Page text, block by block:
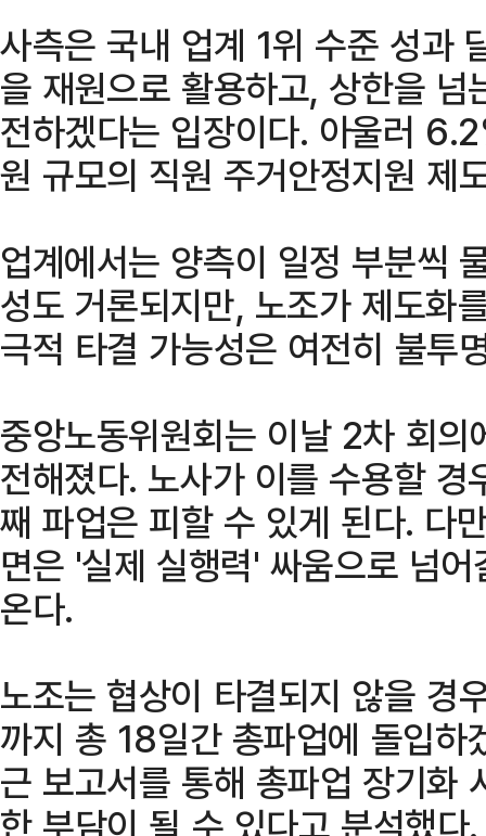
사측은 국내 업계 1위 수준 성과
을 재원으로 활용하고, 상한을
전하겠다는 입장이다. 아울러
원 규모의 직원 주거안정지원 제
업계에서는 양측이 일정 부분씩
성도 거론되지만, 노조가 제도화
극적 타결 가능성은 여전히 불투
중앙노동위원회는 이날 2차 회
전해졌다. 노사가 이를 수용할
째 파업은 피할 수 있게 된다. 다
면은 '실제 실행력' 싸움으로 넘
온다.
노조는 협상이 타결되지 않을 경
까지 총 18일간 총파업에 돌입
근 보고서를 통해 총파업 장기화
한 부담이 될 수 있다고 분석했다.